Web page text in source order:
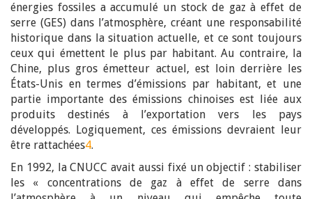
énergies fossiles a accumulé un stock de gaz à effet de
serre (GES) dans l’atmosphère, créant une responsabilité
historique dans la situation actuelle, et ce sont toujours
ceux qui émettent le plus par habitant. Au contraire, la
Chine, plus gros émetteur actuel, est loin derrière les
États-Unis en termes d’émissions par habitant, et une
partie importante des émissions chinoises est liée aux
produits destinés à l’exportation vers les pays
développés. Logiquement, ces émissions devraient leur
être rattachées4.
En 1992, la CNUCC avait aussi fixé un objectif : stabiliser
les « concentrations de gaz à effet de serre dans